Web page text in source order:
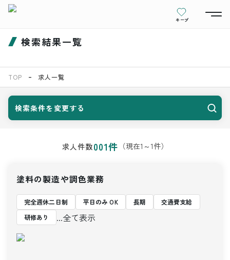
キープ
検索結果一覧
TOP 求人一覧
検索条件を変更する
求人件数001件 （現在1 ～1件）
塗料の製造や調色業務
完全週休二日制 平日のみ OK 長期
交通費支給
研修あり
...全て表示